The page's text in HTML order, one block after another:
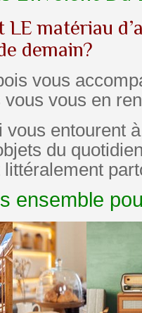
matériau
demain?
vous
vous en
vous entourent
du
ensemble